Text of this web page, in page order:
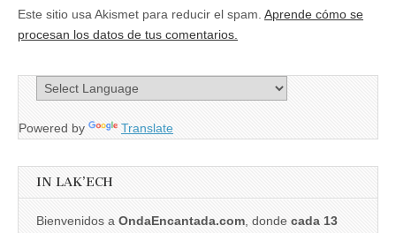
Este sitio usa Akismet para reducir el spam. Aprende cómo se
procesan los datos de tus comentarios.
Powered by Translate
IN LAK’ECH
Bienvenidos a OndaEncantada.com , donde cada 13